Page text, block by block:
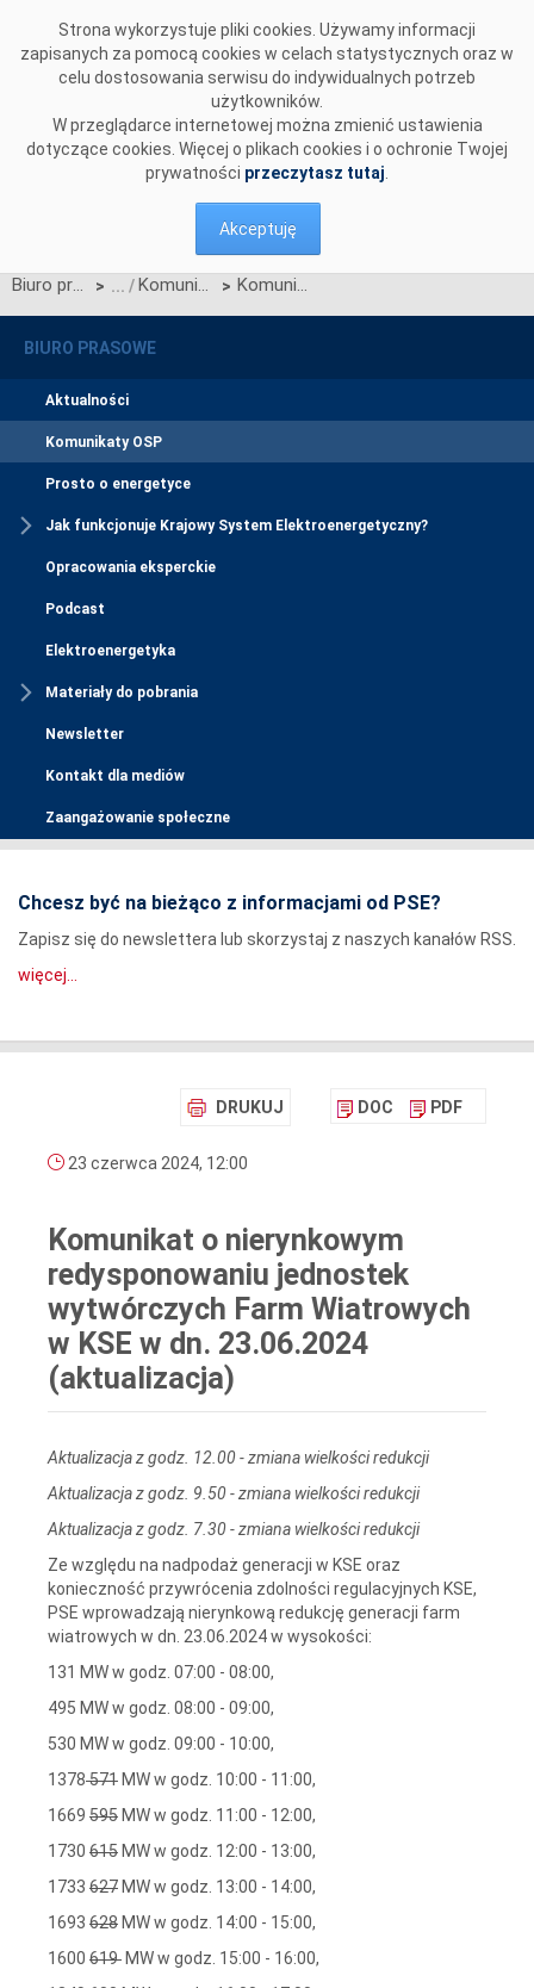
Strona wykorzystuje pliki cookies. Używamy informacji
zapisanych za pomocą cookies w celach statystycznych oraz w
celu dostosowania serwisu do indywidualnych potrzeb
użytkowników.
W przeglądarce internetowej można zmienić ustawienia
dotyczące cookies. Więcej o plikach cookies i o ochronie Twojej
prywatności przeczytasz tutaj
Akceptuję
Biuro prasowe > Komunikaty OSP > Komunikat o nierynkowym redysponowaniu jednostek wytwórczych Farm Wiatrowych w KSE w dn. 23.06.2024 (aktualizacja)
BIURO PRASOWE
Aktualności
Komunikaty OSP
Prosto o energetyce
Jak funkcjonuje Krajowy System Elektroenergetyczny?
Opracowania eksperckie
Podcast
Elektroenergetyka
Materiały do pobrania
Newsletter
Kontakt dla mediów
Zaangażowanie społeczne
Chcesz być na bieżąco z informacjami od PSE?
Zapisz się do newslettera lub skorzystaj z naszych kanałów RSS.
więcej...
DRUKUJ DOC PDF
23 czerwca 2024, 12:00
Komunikat o nierynkowym
redysponowaniu jednostek
wytwórczych Farm Wiatrowych
w KSE w dn. 23.06.2024
(aktualizacja)
Aktualizacja z godz. 12.00 - zmiana wielkości redukcji
Aktualizacja z godz. 9.50 - zmiana wielkości redukcji
Aktualizacja z godz. 7.30 - zmiana wielkości redukcji
Ze względu na nadpodaż generacji w KSE oraz
konieczność przywrócenia zdolności regulacyjnych KSE,
PSE wprowadzają nierynkową redukcję generacji farm
wiatrowych w dn. 23.06.2024 w wysokości:
131 MW w godz. 07:00 - 08:00,
495 MW w godz. 08:00 - 09:00,
530 MW w godz. 09:00 - 10:00,
1378571 MW w godz. 10:00 - 11:00,
1669 595 MW w godz. 11:00 - 12:00,
1730 615 MW w godz. 12:00 - 13:00,
1733 627 MW w godz. 13:00 - 14:00,
1693 628 MW w godz. 14:00 - 15:00,
1600 619 MW w godz. 15:00 - 16:00,